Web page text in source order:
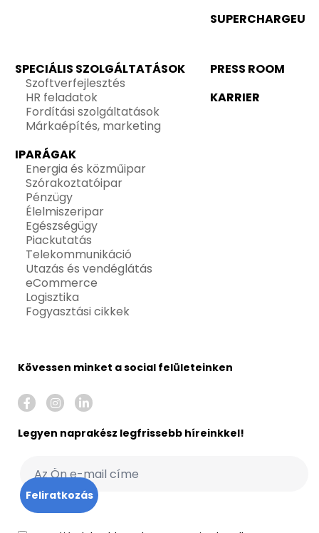
SUPERCHARGEU
SPECIÁLIS SZOLGÁLTATÁSOK
Szoftverfejlesztés
HR feladatok
Fordítási szolgáltatások
Márkaépítés, marketing
IPARÁGAK
Energia és közműipar
Szórakoztatóipar
Pénzügy
Élelmiszeripar
Egészségügy
Piackutatás
Telekommunikáció
Utazás és vendéglátás
eCommerce
Logisztika
Fogyasztási cikkek
PRESS ROOM
KARRIER
Kövessen minket a social felületeinken
Legyen naprakész legfrissebb híreinkkel!